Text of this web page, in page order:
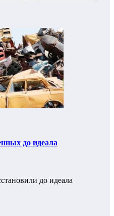
до идеала